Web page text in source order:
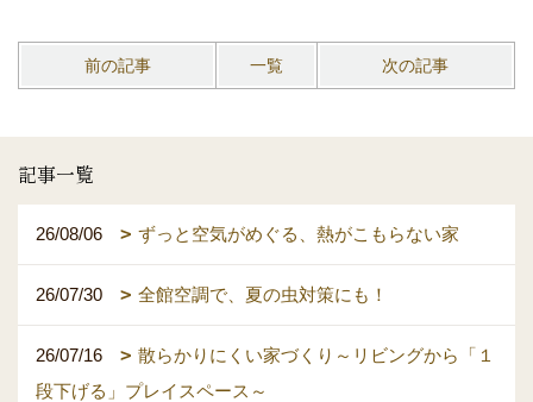
前の記事 一覧 次の記事
記事一覧
26/08/06 ずっと空気がめぐる、熱がこもらない家
26/07/30 全館空調で、夏の虫対策にも！
26/07/16
散らかりにくい家づくり～リビングから「１
段下げる」プレイスペース～